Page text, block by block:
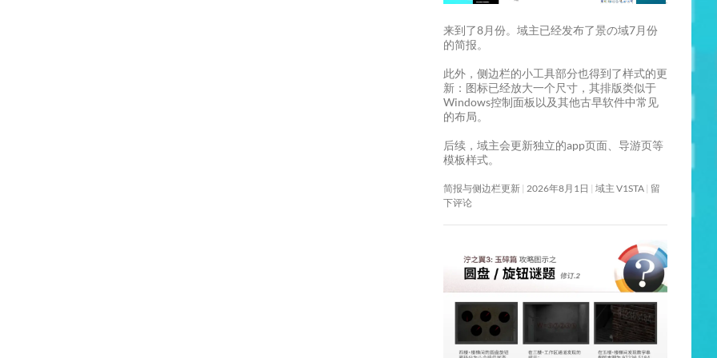
来到了8月份。域主已经发布了景の域7月份
的简报。
此外，侧边栏的小工具部分也得到了样式的更
新：图标已经放大一个尺寸，其排版类似于
Windows控制面板以及其他古早软件中常见
的布局。
后续，域主会更新独立的app页面、导游页等
模板样式。
简报与侧边栏更新 2026年8月1日 域主 V1STA 留
下评论